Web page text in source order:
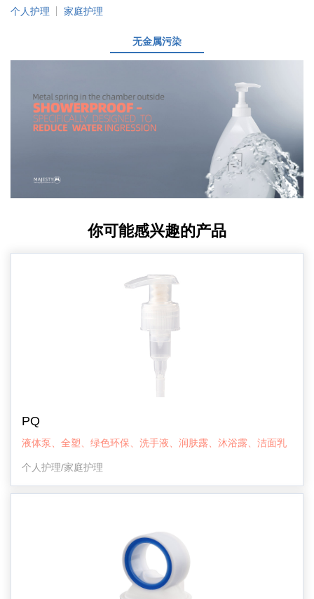
个人护理
家庭护理
无金属污染
你可能感兴趣的产品
PQ
液体泵、全塑、绿色环保、洗手液、润肤露、沐浴露、洁面乳
个人护理/家庭护理